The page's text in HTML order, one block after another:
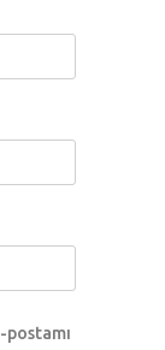
postamı